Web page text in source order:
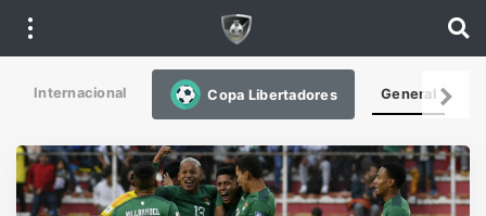
Internacional Copa Libertadores General